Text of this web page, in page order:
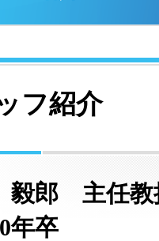
フ紹介
郎 主任教
年卒